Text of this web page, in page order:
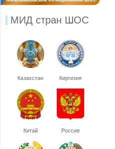
МИД стран ШОС
Казахстан Киргизия
Китай Россия